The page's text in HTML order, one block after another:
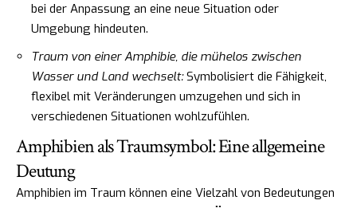
bei der Anpassung an eine neue Situation oder
Umgebung hindeuten.
Traum von einer Amphibie, die mühelos zwischen
Wasser und Land wechselt:Symbolisiert die Fähigkeit,
flexibel mit Veränderungen umzugehen und sich in
verschiedenen Situationen wohlzufühlen.
Amphibien als Traumsymbol: Eine allgemeine
Deutung
Amphibien im Traum können eine Vielzahl von Bedeutungen